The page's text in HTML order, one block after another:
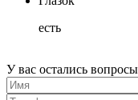
есть
У вас остались